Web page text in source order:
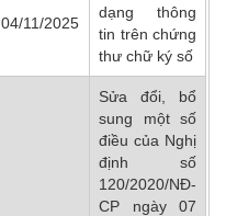
04/11/2025
dạng thông
tin trên chứng
thư chữ ký số
Sửa đổi, bổ
sung một số
điều của Nghị
định số
120/2020/NĐ-
CP ngày 07